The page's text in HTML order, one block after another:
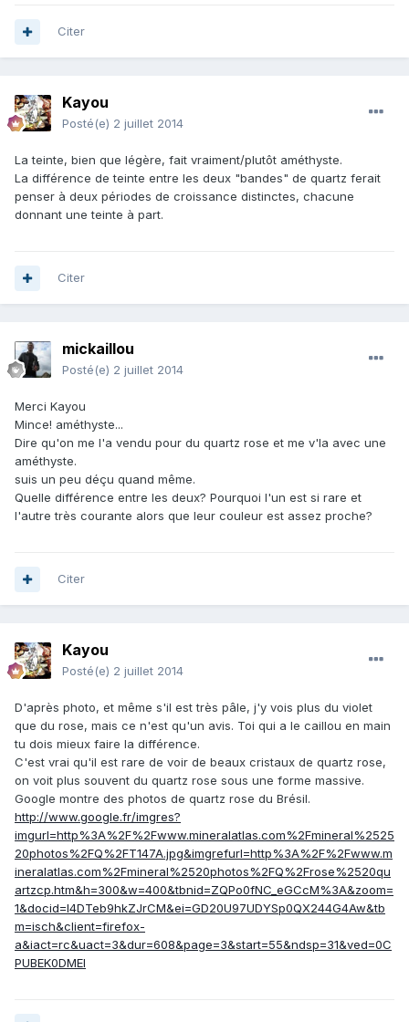
Citer
Kayou
Posté(e) 2 juillet 2014
La teinte, bien que légère, fait vraiment/plutôt améthyste.
La différence de teinte entre les deux "bandes" de quartz ferait
penser à deux périodes de croissance distinctes, chacune
donnant une teinte à part.
Citer
mickaillou
Posté(e) 2 juillet 2014
Merci Kayou
Mince! améthyste...
Dire qu'on me l'a vendu pour du quartz rose et me v'la avec une
améthyste.
suis un peu déçu quand même.
Quelle différence entre les deux? Pourquoi l'un est si rare et
l'autre très courante alors que leur couleur est assez proche?
Citer
Kayou
Posté(e) 2 juillet 2014
D'après photo, et même s'il est très pâle, j'y vois plus du violet
que du rose, mais ce n'est qu'un avis. Toi qui a le caillou en main
tu dois mieux faire la différence.
C'est vrai qu'il est rare de voir de beaux cristaux de quartz rose,
on voit plus souvent du quartz rose sous une forme massive.
Google montre des photos de quartz rose du Brésil.
http://www.google.fr/imgres?
imgurl=http%3A%2F%2Fwww.mineralatlas.com%2Fmineral%2525
20photos%2FQ%2FT147A.jpg&imgrefurl=http%3A%2F%2Fwww.m
ineralatlas.com%2Fmineral%2520photos%2FQ%2Frose%2520qu
artzcp.htm&h=300&w=400&tbnid=ZQPo0fNC_eGCcM%3A&zoom=
1&docid=l4DTeb9hkZJrCM&ei=GD20U97UDYSp0QX244G4Aw&tb
m=isch&client=firefox-
a&iact=rc&uact=3&dur=608&page=3&start=55&ndsp=31&ved=0C
PUBEK0DMEI